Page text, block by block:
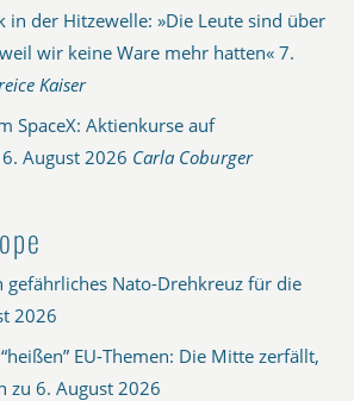
in der Hitzewelle: »Die Leute sind über
wir keine Ware mehr hatten« 7.
Kaiser
SpaceX: Aktienkurse auf
6. August 2026 Carla Coburger
gefährliches Nato-Drehkreuz für die
2026
EU-Themen: Die Mitte zerfällt,
zu 6. August 2026